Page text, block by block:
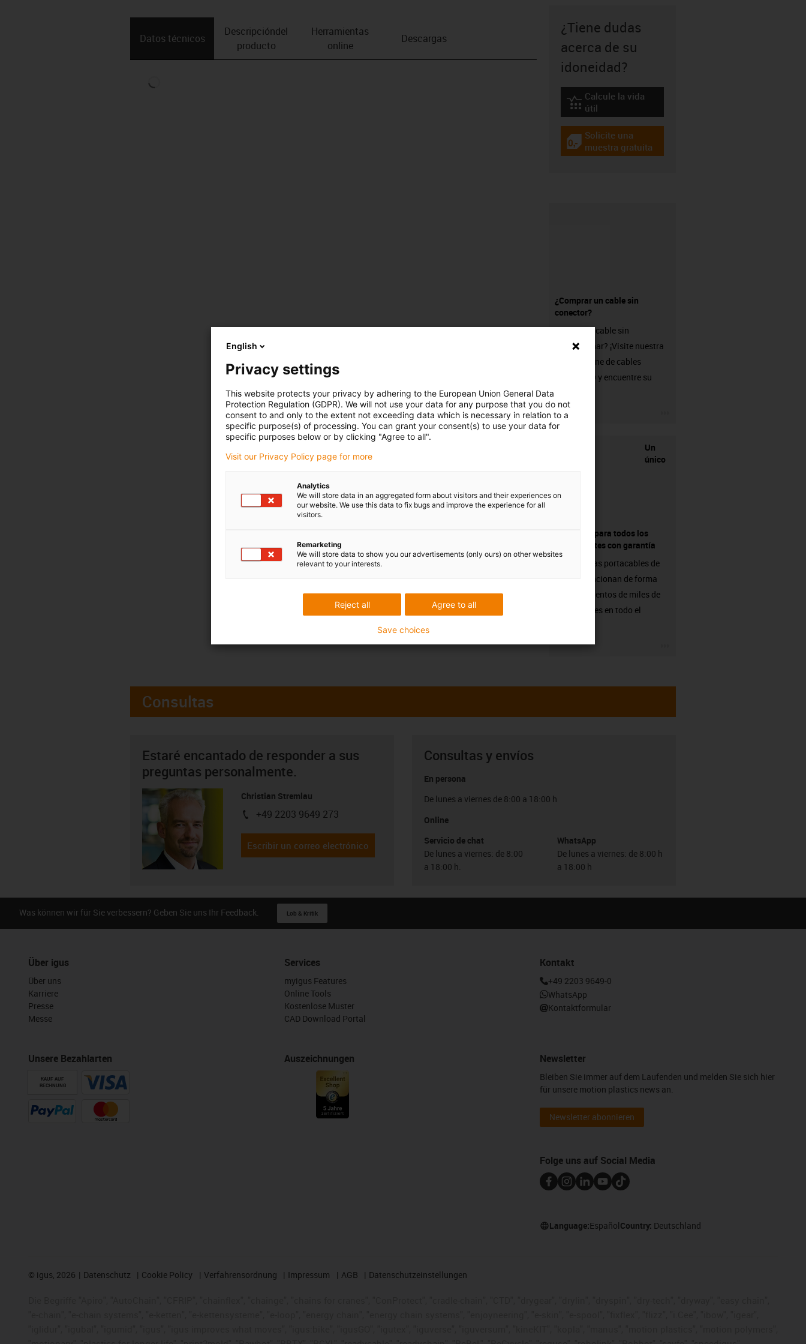
Datos técnicos
Descripción­del
producto
Herramientas
online
Descargas
¿Tiene dudas
acerca de su
idoneidad?
igus-icon-lebensdauerrechner
Calcule la vida
útil
igus-icon-gratismuster
Solicite una
muestra gratuita
¿Comprar un cable sin
conector?
¿Busca un cable sin
confeccionar? ¡Visite nuestra
tienda online de cables
chainflex® y encuentre su
Un
único
proveedor para todos los
componentes con garantía
Las cadenas portacables de
igus ya funcionan de forma
fiable en cientos de miles de
aplicaciones en todo el
Consultas
Estaré encantado de responder a sus
preguntas personalmente.
Christian Stremlau
igus-icon-phone
+49 2203 9649 273
Escribir un correo electrónico
Consultas y envíos
En persona
De lunes a viernes de 8:00 a 18:00 h
Online
Servicio de chat
De lunes a viernes: de 8:00
a 18:00 h.
WhatsApp
De lunes a viernes: de 8:00 h
a 18:00 h
Was können wir für Sie verbessern? Geben Sie uns Ihr Feedback. Lob & Kritik
Über igus
Über uns
Karriere
Presse
Messe
Unsere Bezahlarten
KAUF AUF
RECHNUNG
Services
myigus Features
Online Tools
Kostenlose Muster
CAD Download Portal
Auszeichnungen
Kontakt
+49 2203 9649-0
WhatsApp
Kontaktformular
Newsletter
Bleiben Sie immer auf dem Laufenden und melden Sie sich hier
für unsere motion plastics news an.
Newsletter abonnieren
Folge uns auf Social Media
Language:EspañolCountry: Deutschland
© igus, 2026 Datenschutz Cookie Policy Verfahrensordnung Impressum AGB Datenschutzeinstellungen
English
Privacy settings
This website protects your privacy by adhering to the European Union General Data
Protection Regulation (GDPR). We will not use your data for any purpose that you do not
consent to and only to the extent not exceeding data which is necessary in relation to a
specific purpose(s) of processing. You can grant your consent(s) to use your data for
specific purposes below or by clicking "Agree to all".
Visit our Privacy Policy page for more
Analytics
We will store data in an aggregated form about visitors and their experiences on
our website. We use this data to fix bugs and improve the experience for all
visitors.
Remarketing
We will store data to show you our advertisements (only ours) on other websites
relevant to your interests.
Agree to all
Reject all
Save choices